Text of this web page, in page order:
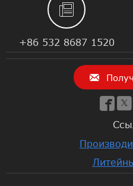

+86 532 8687 1520

 